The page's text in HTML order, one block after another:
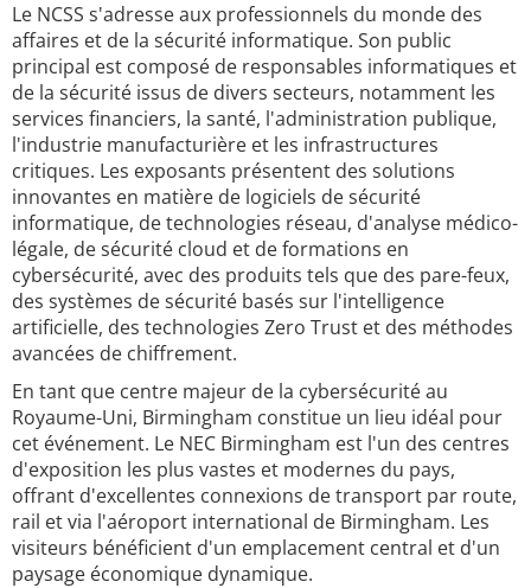
Le NCSS s'adresse aux professionnels du monde des
affaires et de la sécurité informatique. Son public
principal est composé de responsables informatiques et
de la sécurité issus de divers secteurs, notamment les
services financiers, la santé, l'administration publique,
l'industrie manufacturière et les infrastructures
critiques. Les exposants présentent des solutions
innovantes en matière de logiciels de sécurité
informatique, de technologies réseau, d'analyse médico-
légale, de sécurité cloud et de formations en
cybersécurité, avec des produits tels que des pare-feux,
des systèmes de sécurité basés sur l'intelligence
artificielle, des technologies Zero Trust et des méthodes
avancées de chiffrement.
En tant que centre majeur de la cybersécurité au
Royaume-Uni, Birmingham constitue un lieu idéal pour
cet événement. Le NEC Birmingham est l'un des centres
d'exposition les plus vastes et modernes du pays,
offrant d'excellentes connexions de transport par route,
rail et via l'aéroport international de Birmingham. Les
visiteurs bénéficient d'un emplacement central et d'un
paysage économique dynamique.